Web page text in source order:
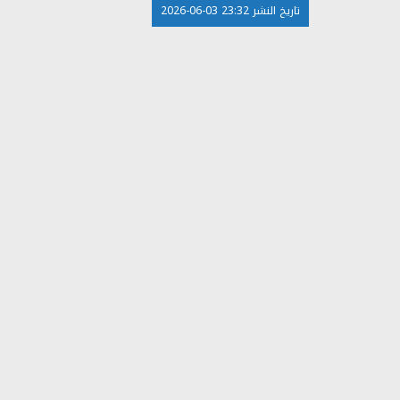
تاريخ النشر 23:32 03-06-2026